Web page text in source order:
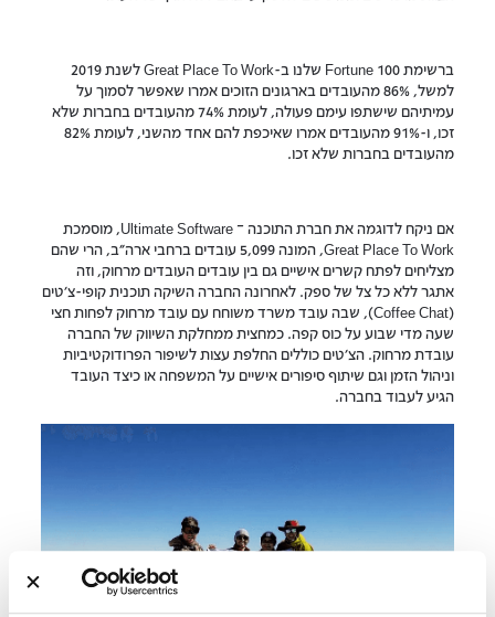
ברשימת Fortune 100 שלנו ב-Great Place To Work לשנת 2019
למשל, 86% מהעובדים בארגונים הזוכים אמרו שאפשר לסמוך על
עמיתיהם שישתפו עימם פעולה, לעומת 74% מהעובדים בחברות שלא
זכו, ו-91% מהעובדים אמרו שאיכפת להם אחד מהשני, לעומת 82%
מהעובדים בחברות שלא זכו.
אם ניקח לדוגמה את חברת התוכנה – Ultimate Software, מוסמכת
Great Place To Work, המונה 5,099 עובדים ברחבי ארה"ב, הרי שהם
מצליחים לפתח קשרים אישיים גם בין עובדים העובדים מרחוק, וזה
אתגר ללא כל צל של ספק. לאחרונה החברה השיקה תוכנית קופי-צ'טים
(Coffee Chat), שבה עובד משרד משוחח עם עובד מרחוק לפחות חצי
שעה מדי שבוע על כוס קפה. כמחצית ממחלקת השיווק של החברה
עובדת מרחוק. הצ'טים כוללים החלפת עצות לשיפור הפרודוקטיביות
וניהול הזמן וגם שיתוף סיפורים אישיים על המשפחה או כיצד העובד
הגיע לעבוד בחברה.